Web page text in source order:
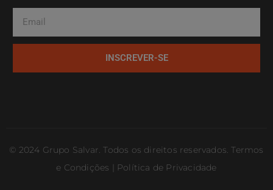
INSCREVER-SE
© 2024 Grupo Salvar. Todos os direitos reservados. Termos
e Condições | Política de Privacidade